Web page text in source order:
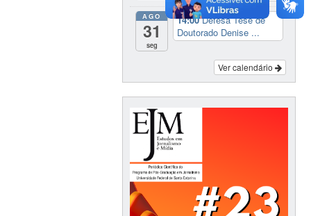
AGO
31
seg
14:00Defesa Tese de
Doutorado Denise ...
Ver calendário